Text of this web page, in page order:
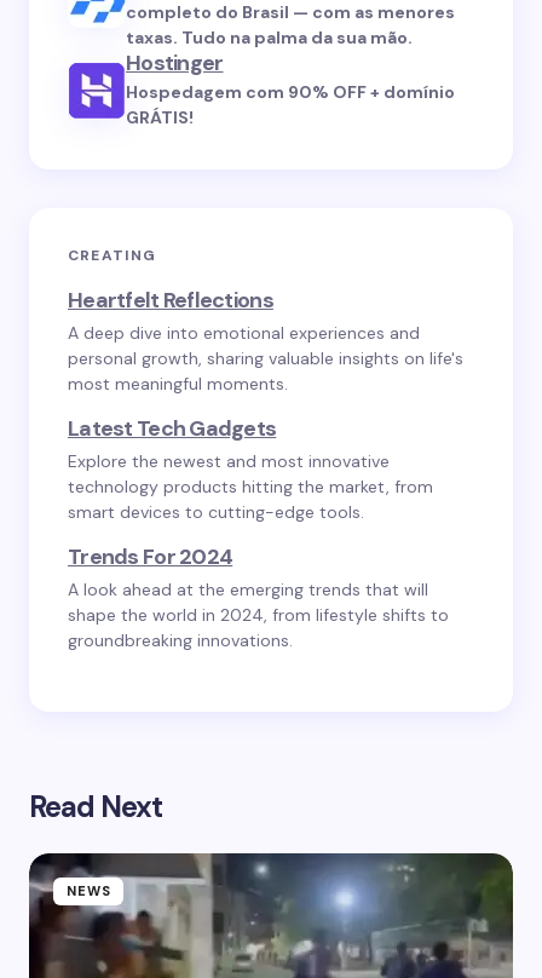
completo do Brasil — com as menores
taxas. Tudo na palma da sua mão.
Hostinger
Hospedagem com 90% OFF + domínio
GRÁTIS!
CREATING
Heartfelt Reflections
A deep dive into emotional experiences and
personal growth, sharing valuable insights on life's
most meaningful moments.
Latest Tech Gadgets
Explore the newest and most innovative
technology products hitting the market, from
smart devices to cutting-edge tools.
Trends For 2024
A look ahead at the emerging trends that will
shape the world in 2024, from lifestyle shifts to
groundbreaking innovations.
Read Next
NEWS